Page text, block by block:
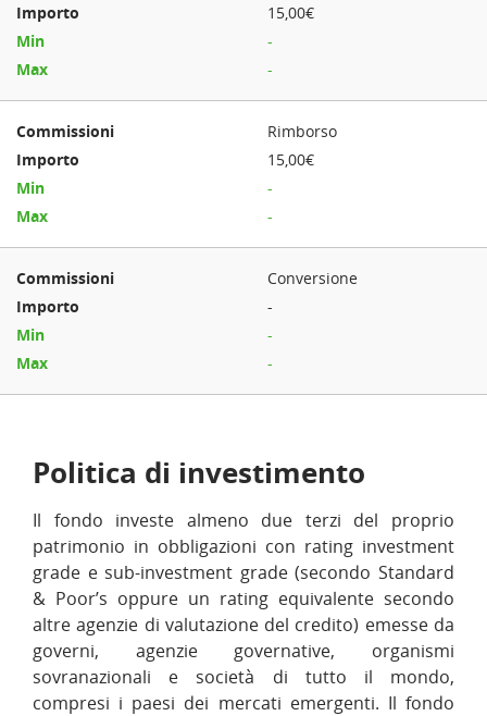
15,00€
-
-
Rimborso
15,00€
-
-
Conversione
-
-
-
Politica di investimento
Il fondo investe almeno due terzi del proprio
patrimonio in obbligazioni con rating investment
grade e sub-investment grade (secondo Standard
& Poor’s oppure un rating equivalente secondo
altre agenzie di valutazione del credito) emesse da
governi, agenzie governative, organismi
sovranazionali e società di tutto il mondo,
compresi i paesi dei mercati emergenti. Il fondo